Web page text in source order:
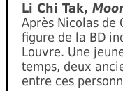
Li Chi Tak,
Après Nicolas de
figure de la BD
Louvre. Une
temps, deux
entre ces